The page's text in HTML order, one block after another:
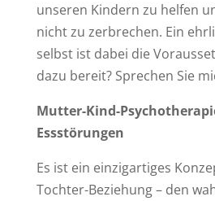
unseren Kindern zu helfen
nicht zu zerbrechen. Ein
selbst ist dabei die
dazu bereit? Sprechen Sie
Mutter-Kind-
Essstörungen
Es ist ein einzigartiges
Tochter-Beziehung – den